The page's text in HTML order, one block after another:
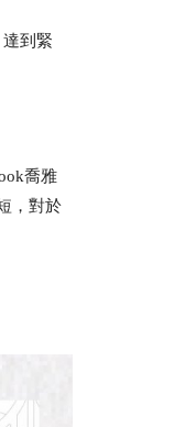
到緊
喬雅
，對於